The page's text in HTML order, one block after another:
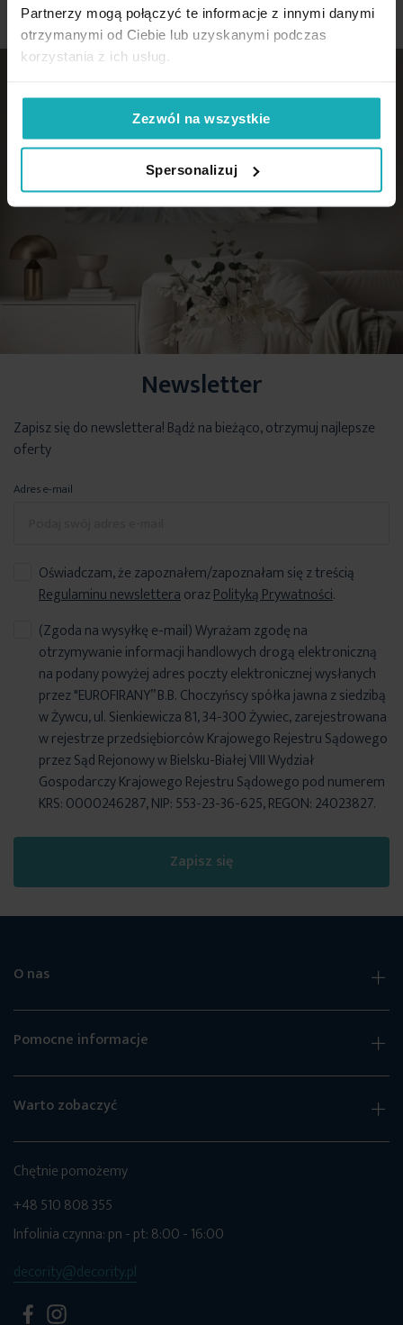
Partnerzy mogą połączyć te informacje z innymi danymi
otrzymanymi od Ciebie lub uzyskanymi podczas
korzystania z ich usług.
Zezwól na wszystkie
Spersonalizuj
Newsletter
Zapisz się do newslettera! Bądź na bieżąco, otrzymuj najlepsze
oferty
Adres e-mail
Oświadczam, że zapoznałem/zapoznałam się z treścią
Regulaminu newsletteraorazPolityką Prywatności.
Zapisz się
(Zgoda na wysyłkę e-mail) Wyrażam zgodę na
otrzymywanie informacji handlowych drogą elektroniczną
na podany powyżej adres poczty elektronicznej wysłanych
przez "EUROFIRANY” B.B. Choczyńscy spółka jawna z siedzibą
w Żywcu, ul. Sienkiewicza 81, 34-300 Żywiec, zarejestrowana
w rejestrze przedsiębiorców Krajowego Rejestru Sądowego
przez Sąd Rejonowy w Bielsku-Białej VIII Wydział
Gospodarczy Krajowego Rejestru Sądowego pod numerem
KRS: 0000246287, NIP: 553-23-36-625, REGON: 24023827.
O nas
Pomocne informacje
Warto zobaczyć
Chętnie pomożemy
+48 510 808 355
Infolinia czynna: pn - pt: 8:00 - 16:00
decority@decority.pl